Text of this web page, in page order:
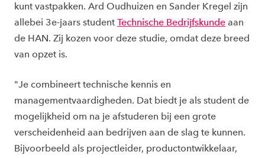
kunt vastpakken. Ard Oudhuizen en Sander Kregel zijn
allebei 3e-jaars student Technische Bedrijfskunde aan
de HAN. Zij kozen voor deze studie, omdat deze breed
van opzet is.
"Je combineert technische kennis en
managementvaardigheden. Dat biedt je als student de
mogelijkheid om na je afstuderen bij een grote
verscheidenheid aan bedrijven aan de slag te kunnen.
Bijvoorbeeld als projectleider, productontwikkelaar,